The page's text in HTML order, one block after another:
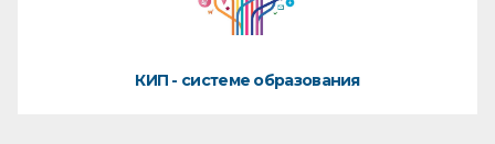
КИП - системе образования